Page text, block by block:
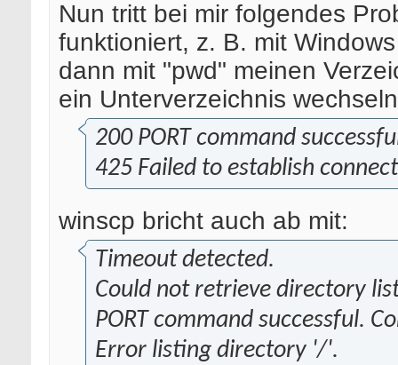
Nun tritt bei mir folgendes
funktioniert, z. B. mit
dann mit "pwd" meinen
ein Unterverzeichnis
200 PORT command
425 Failed to establish
winscp bricht auch ab mit:
Timeout detected.
Could not retrieve directory
PORT command successful.
Error listing directory '/'.